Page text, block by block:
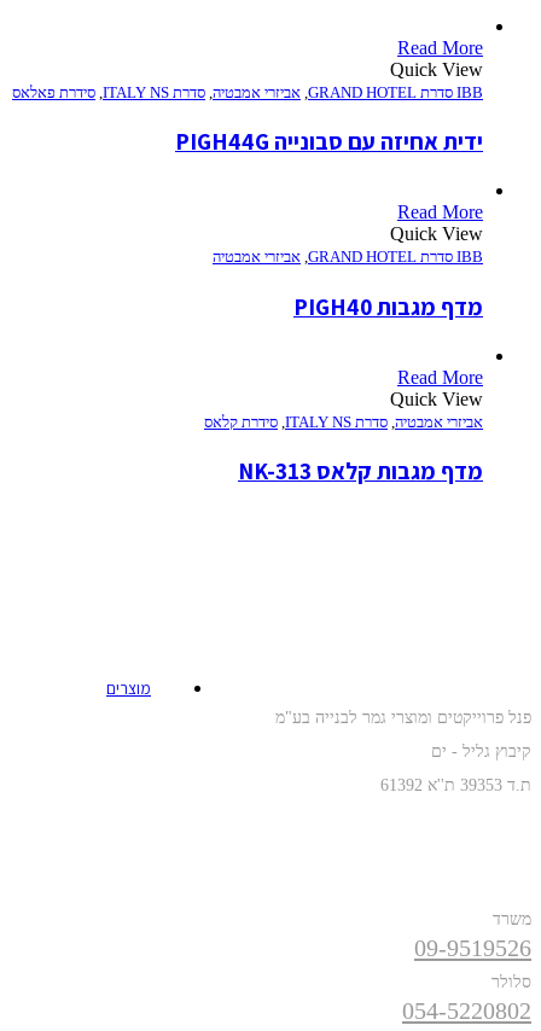
מוצרים
Read More
Quick View
IBB סדרת GRAND HOTEL אביזרי אמבטיה סדרת ITALY NS סידרת פאלאס
ידית אחיזה עם סבונייה PIGH44G
Read More
Quick View
IBB סדרת GRAND HOTEL , אביזרי אמבטיה
מדף מגבות PIGH40
Read More
Quick View
אביזרי אמבטיה סדרת ITALY NS סידרת קלאס
מדף מגבות קלאס NK-313
פנל פרוייקטים ומוצרי גמר לבנייה בע"מ
קיבוץ גליל - ים
ת.ד 39353 ת''א 61392
משרד
09-9519526
סלולר
054-5220802